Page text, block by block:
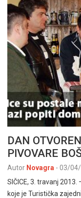
DAN
PIVOVARE
Autor Novagra - 03/
SIČICE, 3. travanj
koje je Turistička